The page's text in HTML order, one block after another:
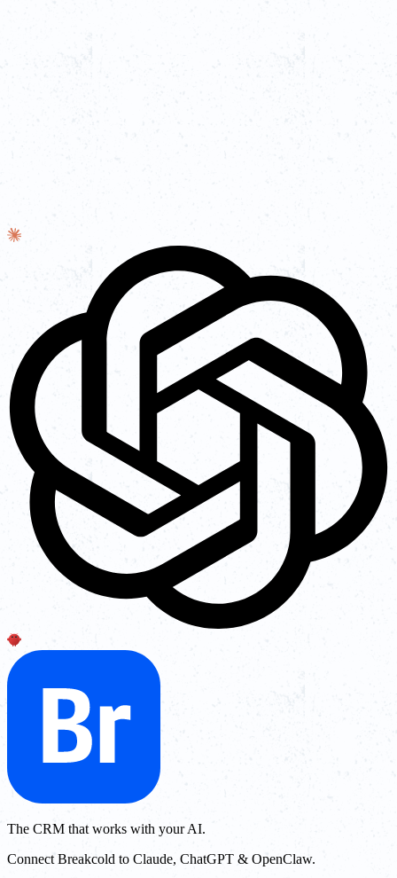
The CRM that works with your AI.
Connect Breakcold to Claude, ChatGPT & OpenClaw.